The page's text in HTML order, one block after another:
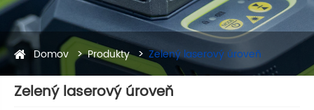
Domov Produkty Zelený laserový úroveň
Zelený laserový úroveň